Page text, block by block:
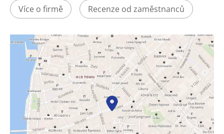
Více o firmě Recenze od zaměstnanců